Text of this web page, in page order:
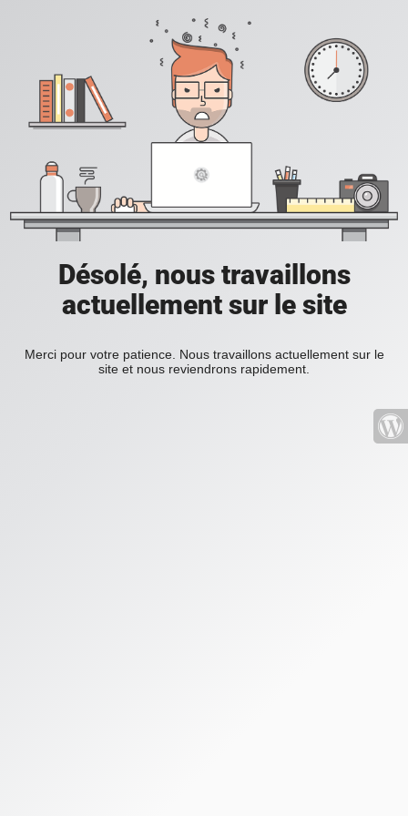
Désolé, nous travaillons
actuellement sur le site
Merci pour votre patience. Nous travaillons actuellement sur le
site et nous reviendrons rapidement.